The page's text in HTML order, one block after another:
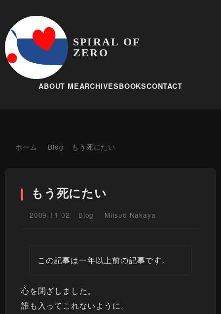
SPIRAL OF
ZERO
ABOUT MEARCHIVESBOOKSCONTACT
ホーム Blog もう死にたい
もう死にたい
2009-11-02 Blog Mitsuo Nakaya
この記事は一年以上前の記事です。
心を閉ざしました。
誰も入ってこれないように。